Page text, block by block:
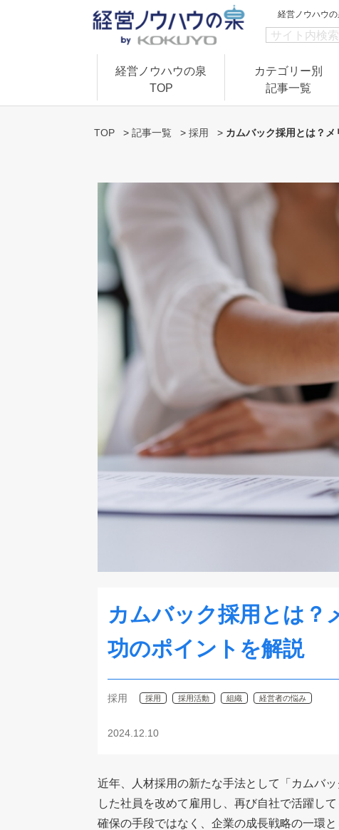
経営ノウハウの
経営ノウハウの泉
TOP
カテゴリー別
記事一覧
TOP > 記事一覧 > 採用 > カムバック採用とは？
カムバック採用とは？
功のポイントを解説
採用 採用 採用活動 組織 経営者の悩み
2024.12.10
近年、人材採用の新たな手法として「カムバ
した社員を改めて雇用し、再び自社で活躍し
確保の手段ではなく、企業の成長戦略の一環